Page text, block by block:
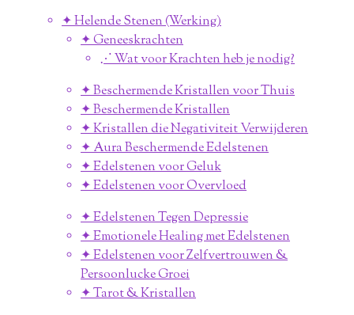
✦ Helende Stenen (Werking)
✦ Geneeskrachten
⋰ Wat voor Krachten heb je nodig?
✦ Beschermende Kristallen voor Thuis
✦ Beschermende Kristallen
✦ Kristallen die Negativiteit Verwijderen
✦ Aura Beschermende Edelstenen
✦ Edelstenen voor Geluk
✦ Edelstenen voor Overvloed
✦ Edelstenen Tegen Depressie
✦ Emotionele Healing met Edelstenen
✦ Edelstenen voor Zelfvertrouwen &
Persoonlucke Groei
✦ Tarot & Kristallen